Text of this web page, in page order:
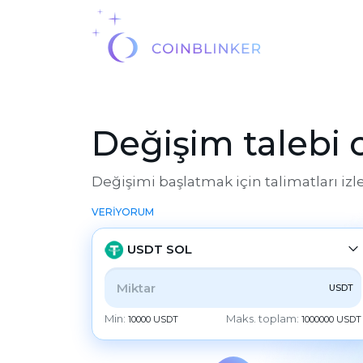
Değişim talebi
Değişimi başlatmak için talimatları
VERİYORUM
USDT SOL
TÜMÜ BALANCE
CHECK CASH
USDT
Min:10000 USDT Maks. toplam: 1000000 USDT